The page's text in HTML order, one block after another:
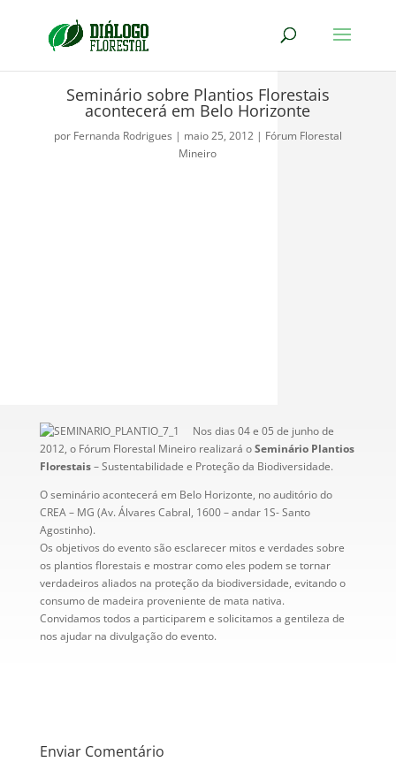
Seminário sobre Plantios Florestais
acontecerá em Belo Horizonte
por Fernanda Rodrigues | maio 25, 2012| Fórum Florestal
Mineiro
Nos dias 04 e 05 de junho de
2012, o Fórum Florestal Mineiro realizará oSeminário Plantios
Florestais– Sustentabilidade e Proteção da Biodiversidade.
O seminário acontecerá em Belo Horizonte, no auditório do
CREA – MG (Av. Álvares Cabral, 1600 – andar 1S- Santo
Agostinho).
Os objetivos do evento são esclarecer mitos e verdades sobre
os plantios florestais e mostrar como eles podem se tornar
verdadeiros aliados na proteção da biodiversidade, evitando o
consumo de madeira proveniente de mata nativa.
Convidamos todos a participarem e solicitamos a gentileza de
nos ajudar na divulgação do evento.
Enviar Comentário